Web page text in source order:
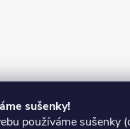
sušenky!
používáme sušenky